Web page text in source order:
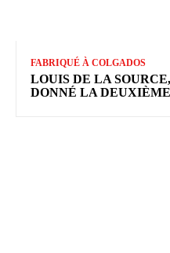
FABRIQUÉ À COLGADOS
LOUIS DE LA
DONNÉ LA